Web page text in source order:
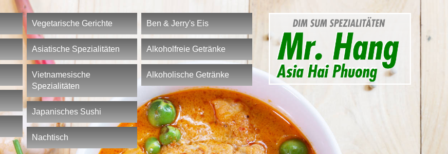
Vegetarische Gerichte
Asiatische Spezialitäten
Vietnamesische
Spezialitäten
Japanisches Sushi
Nachtisch
Ben & Jerry's Eis
Alkoholfreie Getränke
Alkoholische Getränke